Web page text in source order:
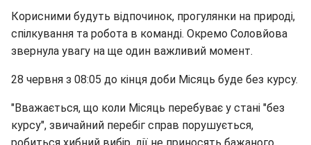
Корисними будуть відпочинок, прогулянки на природі,
спілкування та робота в команді. Окремо Соловйова
звернула увагу на ще один важливий момент.
28 червня з 08:05 до кінця доби Місяць буде без курсу.
"Вважається, що коли Місяць перебуває у стані "без
курсу", звичайний перебіг справ порушується,